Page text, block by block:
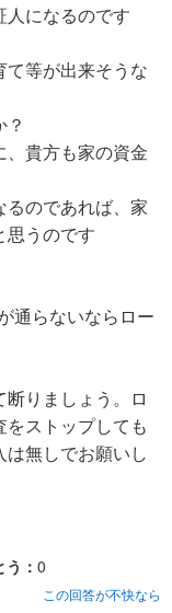
になるのです
等が出来そうな
、貴方も家の資金
るのであれば、家
思うのです
通らないならロー
りましょう。ロ
ストップしても
無しでお願いし
： 0
この回答が不快なら